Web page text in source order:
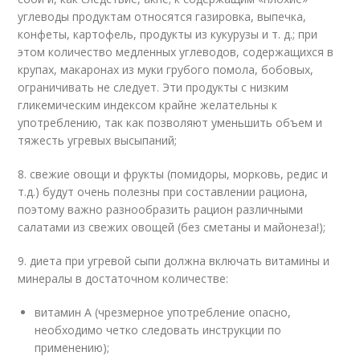
углеводы продуктам относятся газировка, выпечка,
конфеты, картофель, продукты из кукурузы и т. д.; при
этом количество медленных углеводов, содержащихся в
крупах, макаронах из муки грубого помола, бобовых,
ограничивать не следует. Эти продукты с низким
гликемическим индексом крайне желательны к
употреблению, так как позволяют уменьшить объем и
тяжесть угревых высыпаний;
8. свежие овощи и фрукты (помидоры, морковь, редис и
т.д.) будут очень полезны при составлении рациона,
поэтому важно разнообразить рацион различными
салатами из свежих овощей (без сметаны и майонеза!);
9. диета при угревой сыпи должна включать витамины и
минералы в достаточном количестве:
витамин А (чрезмерное употребление опасно,
необходимо четко следовать инструкции по
применению);